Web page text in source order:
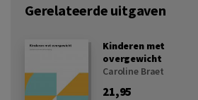
Gerelateerde uitgaven
Kinderen met
overgewicht
Caroline Braet
21,95